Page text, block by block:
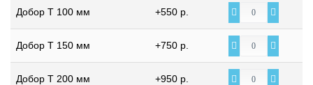
Добор Т 100 мм +550 р.
Добор Т 150 мм +750 р.
Добор Т 200 мм +950 р.